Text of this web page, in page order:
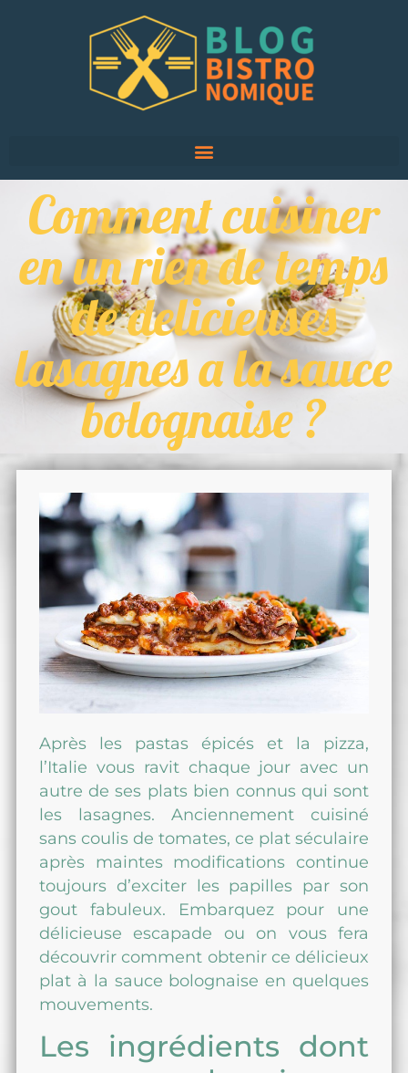
Comment cuisiner
en un rien de temps
de delicieuses
lasagnes a la sauce
bolognaise ?
Après les pastas épicés et la pizza,
l’Italie vous ravit chaque jour avec un
autre de ses plats bien connus qui sont
les lasagnes. Anciennement cuisiné
sans coulis de tomates, ce plat séculaire
après maintes modifications continue
toujours d’exciter les papilles par son
gout fabuleux. Embarquez pour une
délicieuse escapade ou on vous fera
découvrir comment obtenir ce délicieux
plat à la sauce bolognaise en quelques
mouvements.
Les ingrédients dont